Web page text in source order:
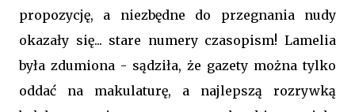
propozycję, a niezbędne do przegnania nudy
okazały się... stare numery czasopism! Lamelia
była zdumiona - sądziła, że gazety można tylko
oddać na makulaturę, a najlepszą rozrywką